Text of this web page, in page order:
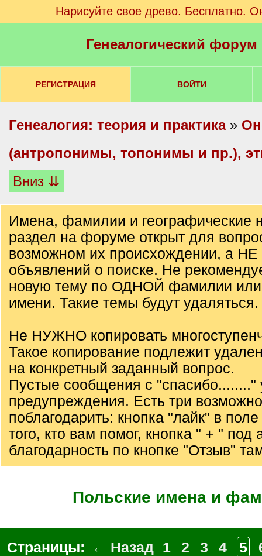
Нарисуйте свое древо. Бесплатно.
Генеалогический
РЕГИСТРАЦИЯ ВОЙТИ
Генеалогия: теория и практика»
(антропонимы, топонимы и пр.),
Вниз ⇊
Имена, фамилии и географические
раздел на форуме открыт для
возможном их происхождении, а НЕ
объявлений о поиске. Не
новую тему по ОДНОЙ фамилии
имени. Такие темы будут удаляться.
Не НУЖНО копировать
Такое копирование подлежит
на конкретный заданный вопрос.
Пустые сообщения с "спасибо........"
предупреждения. Есть три
поблагодарить: кнопка "лайк" в
того, кто вам помог, кнопка " + " под
благодарность по кнопке "Отзыв"
Польские имена и
Страницы: ← Назад 1 2 3 4 5